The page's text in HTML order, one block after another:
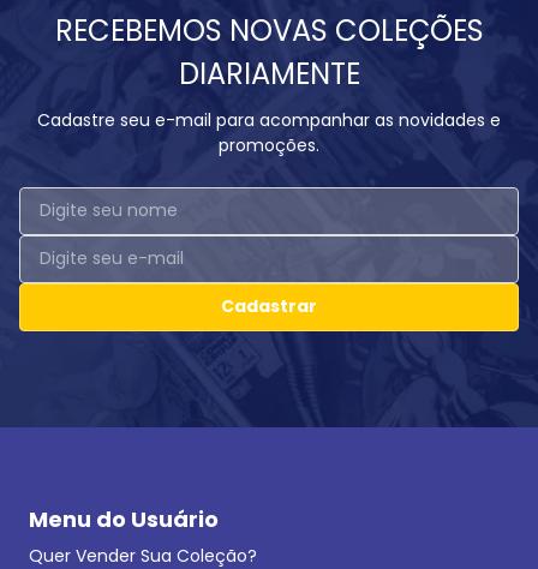
RECEBEMOS NOVAS COLEÇÕES
DIARIAMENTE
Cadastre seu e-mail para acompanhar as novidades e
promoções.
Cadastrar
Menu do Usuário
Quer Vender Sua Coleção?